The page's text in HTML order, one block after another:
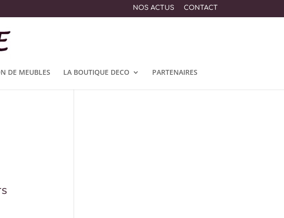
NOS ACTUS CONTACT
DE MEUBLES LA BOUTIQUE DECO PARTENAIRES